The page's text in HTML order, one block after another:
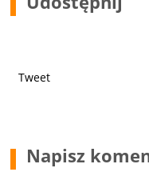
Tweet
Napisz